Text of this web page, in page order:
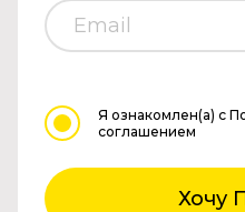
Я ознакомлен(а) с
соглашением
Хочу